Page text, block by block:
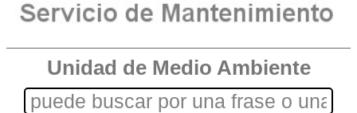
Unidad de Medio Ambiente